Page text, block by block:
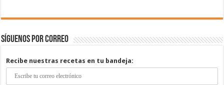
Síguenos por correo
Recibe nuestras recetas en tu bandeja: